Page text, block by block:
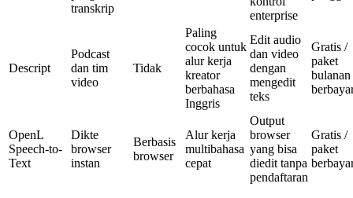
transkrip
enterprise
Descript
Podcast
dan tim
video
Tidak
Paling
cocok untuk
alur kerja
kreator
berbahasa
Inggris
Edit audio
dan video
dengan
mengedit
teks
Gratis /
paket
bulanan
OpenL
Speech-to-
Text
Dikte
browser
instan
Berbasis
browser
Alur kerja
multibahasa
cepat
Output
browser
yang bisa
diedit tanpa
pendaftaran
Gratis /
paket